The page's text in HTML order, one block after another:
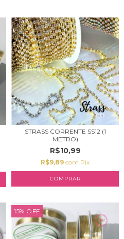
STRASS CORRENTE SS12 (1
METRO)
R$10,99
R$9,89 com Pix
COMPRAR
15% OFF